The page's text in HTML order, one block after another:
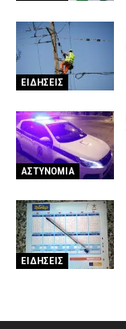
ΕΙΔΗΣΕΙΣ
ΑΣΤΥΝΟΜΙΑ
ΕΙΔΗΣΕΙΣ